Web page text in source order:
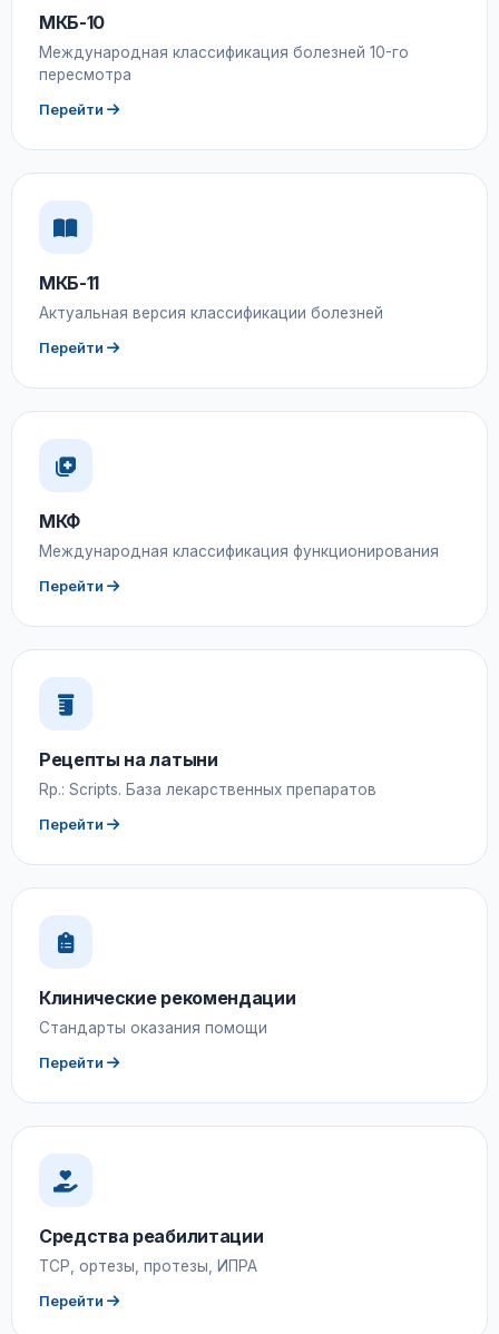
МКБ-10
Международная классификация болезней 10-го
пересмотра
Перейти
МКБ-11
Актуальная версия классификации болезней
Перейти
МКФ
Международная классификация функционирования
Перейти
Рецепты на латыни
Rp.: Scripts. База лекарственных препаратов
Перейти
Клинические рекомендации
Стандарты оказания помощи
Перейти
Средства реабилитации
ТСР, ортезы, протезы, ИПРА
Перейти